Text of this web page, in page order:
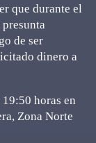
que durante el
de ser
dinero a
horas en
Zona Norte